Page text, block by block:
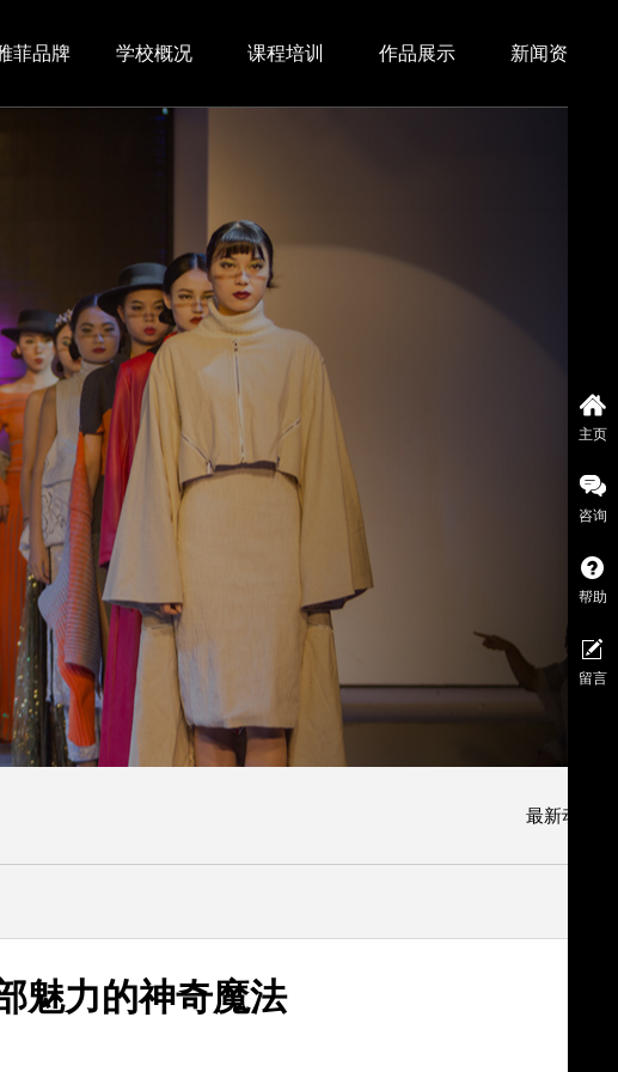
菲品牌 学校概况 课程培训 作品展示 新闻资讯
最新动态
魅力的神奇魔法
主页
咨询
帮助
留言